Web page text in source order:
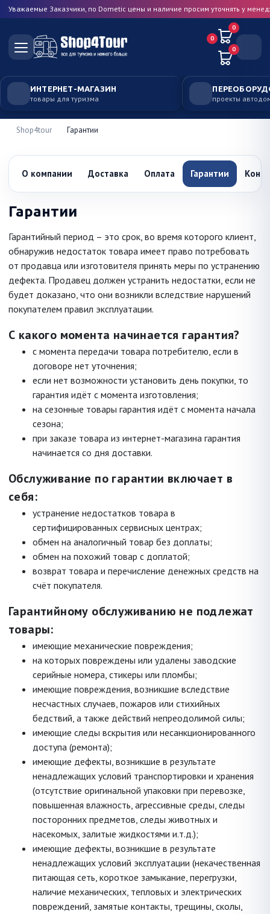
Уважаемые Заказчики, по Dometic цены и наличие просим уточнять у
0
0
0
ИНТЕРНЕТ-МАГАЗИН
товары для туризма проекты
Shop4tour Гарантии
О компании Доставка Оплата Гарантии
Гарантии
Гарантийный период – это срок, во время которого клиент,
обнаружив недостаток товара имеет право потребовать
от продавца или изготовителя принять меры по устранению
дефекта. Продавец должен устранить недостатки, если не
будет доказано, что они возникли вследствие нарушений
покупателем правил эксплуатации.
С какого момента начинается гарантия?
с момента передачи товара потребителю, если в
договоре нет уточнения;
если нет возможности установить день покупки, то
гарантия идёт с момента изготовления;
на сезонные товары гарантия идёт с момента начала
сезона;
при заказе товара из интернет-магазина гарантия
начинается со дня доставки.
Обслуживание по гарантии включает в
себя:
устранение недостатков товара в
сертифицированных сервисных центрах;
обмен на аналогичный товар без доплаты;
обмен на похожий товар с доплатой;
возврат товара и перечисление денежных средств на
счёт покупателя.
Гарантийному обслуживанию не подлежат
товары:
имеющие механические повреждения;
на которых повреждены или удалены заводские
серийные номера, стикеры или пломбы;
имеющие повреждения, возникшие вследствие
несчастных случаев, пожаров или стихийных
бедствий, а также действий непреодолимой силы;
имеющие следы вскрытия или несанкционированного
доступа (ремонта);
имеющие дефекты, возникшие в результате
ненадлежащих условий транспортировки и хранения
(отсутствие оригинальной упаковки при перевозке,
повышенная влажность, агрессивные среды, следы
посторонних предметов, следы животных и
насекомых, залитые жидкостями и.т.д.);
имеющие дефекты, возникшие в результате
ненадлежащих условий эксплуатации (некачественная
питающая сеть, короткое замыкание, перегрузки,
наличие механических, тепловых и электрических
повреждений, замятые контакты, трещины, сколы,